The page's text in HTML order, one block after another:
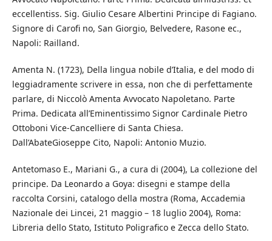
eccellentiss. Sig. Giulio Cesare Albertini Principe di Fagiano.
Signore di Carofi no, San Giorgio, Belvedere, Rasone ec.,
Napoli: Railland.
Amenta N. (1723), Della lingua nobile d’Italia, e del modo di
leggiadramente scrivere in essa, non che di perfettamente
parlare, di Niccolò Amenta Avvocato Napoletano. Parte
Prima. Dedicata all’Eminentissimo Signor Cardinale Pietro
Ottoboni Vice-Cancelliere di Santa Chiesa.
Dall’AbateGioseppe Cito, Napoli: Antonio Muzio.
Antetomaso E., Mariani G., a cura di (2004), La collezione del
principe. Da Leonardo a Goya: disegni e stampe della
raccolta Corsini, catalogo della mostra (Roma, Accademia
Nazionale dei Lincei, 21 maggio – 18 luglio 2004), Roma:
Libreria dello Stato, Istituto Poligrafico e Zecca dello Stato.